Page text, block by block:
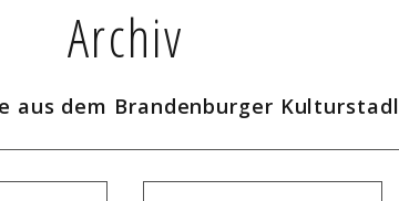
Archiv
aus dem Brandenburger Kulturstadl